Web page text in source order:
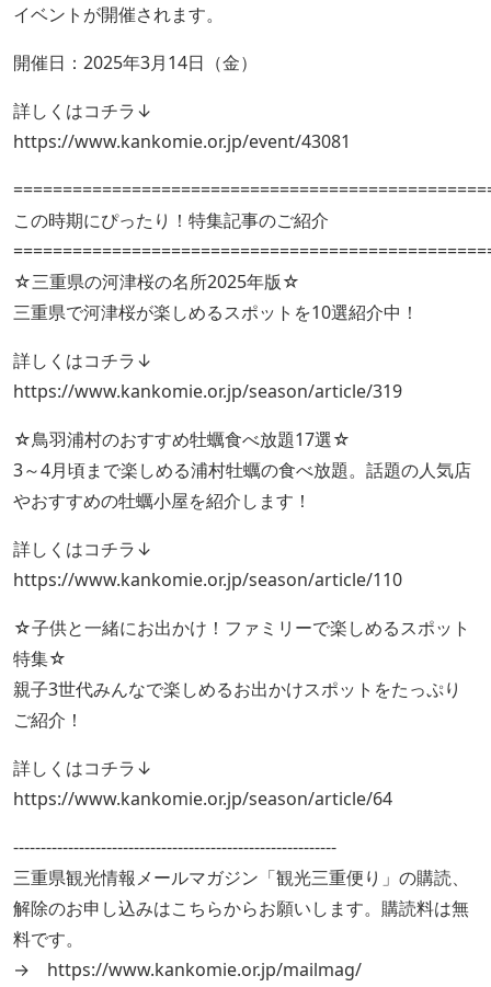
イベントが開催されます。
開催日：2025年3月14日（金）
詳しくはコチラ↓
https://www.kankomie.or.jp/event/43081
この時期にぴったり！特集記事のご紹介
☆三重県の河津桜の名所2025年版☆
三重県で河津桜が楽しめるスポットを10選紹介中！
詳しくはコチラ↓
https://www.kankomie.or.jp/season/article/319
☆鳥羽浦村のおすすめ牡蠣食べ放題17選☆
3～4月頃まで楽しめる浦村牡蠣の食べ放題。話題の人気店
やおすすめの牡蠣小屋を紹介します！
詳しくはコチラ↓
https://www.kankomie.or.jp/season/article/110
☆子供と一緒にお出かけ！ファミリーで楽しめるスポット
特集☆
親子3世代みんなで楽しめるお出かけスポットをたっぷり
ご紹介！
詳しくはコチラ↓
https://www.kankomie.or.jp/season/article/64
-----------------------------------------------------------
三重県観光情報メールマガジン「観光三重便り」の購読、
解除のお申し込みはこちらからお願いします。購読料は無
料です。
→ https://www.kankomie.or.jp/mailmag/